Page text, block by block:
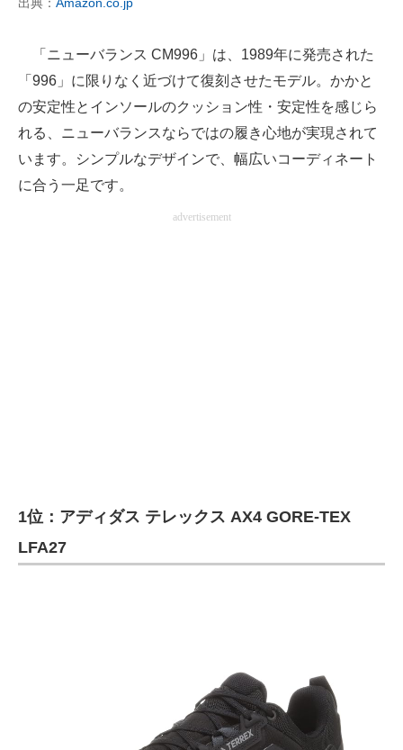
出典： Amazon.co.jp
「ニューバランス CM996」は、1989年に発売された
「996」に限りなく近づけて復刻させたモデル。かかと
の安定性とインソールのクッション性・安定性を感じら
れる、ニューバランスならではの履き心地が実現されて
います。シンプルなデザインで、幅広いコーディネート
に合う一足です。
advertisement
1位：アディダス テレックス AX4 GORE-TEX
LFA27